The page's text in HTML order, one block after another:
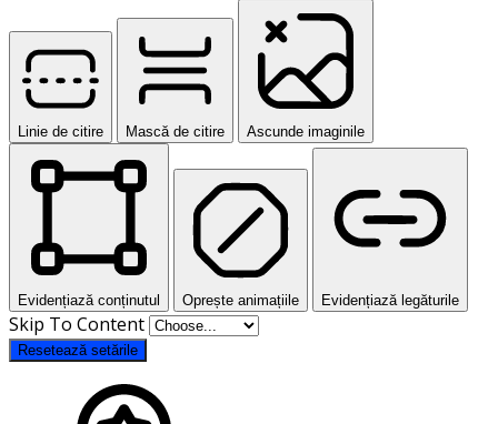
Linie de citire Mască de citire Ascunde imaginile
Evidențiază conținutul Oprește animațiile Evidențiază legăturile
Skip To Content
Resetează setările